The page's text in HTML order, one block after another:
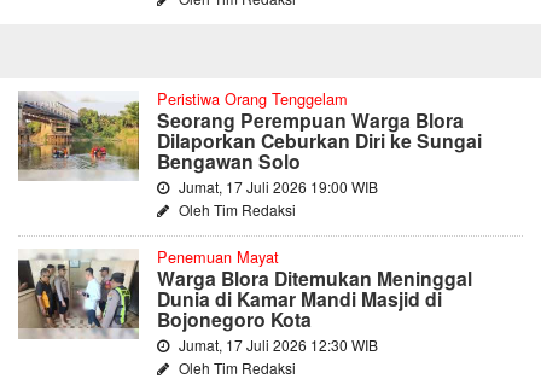
Peristiwa Orang Tenggelam
Seorang Perempuan Warga Blora
Dilaporkan Ceburkan Diri ke Sungai
Bengawan Solo
Jumat, 17 Juli 2026 19:00 WIB
Oleh Tim Redaksi
Penemuan Mayat
Warga Blora Ditemukan Meninggal
Dunia di Kamar Mandi Masjid di
Bojonegoro Kota
Jumat, 17 Juli 2026 12:30 WIB
Oleh Tim Redaksi